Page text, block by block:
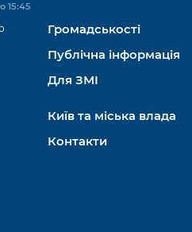
15:45
Громадськості
Публічна інформація
Для ЗМІ
Київ та міська влада
Контакти